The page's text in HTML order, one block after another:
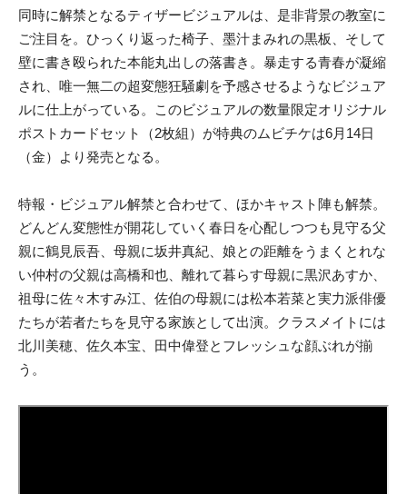
同時に解禁となるティザービジュアルは、是非背景の教室に
ご注目を。ひっくり返った椅子、墨汁まみれの黒板、そして
壁に書き殴られた本能丸出しの落書き。暴走する青春が凝縮
され、唯一無二の超変態狂騒劇を予感させるようなビジュア
ルに仕上がっている。このビジュアルの数量限定オリジナル
ポストカードセット（2枚組）が特典のムビチケは6月14日
（金）より発売となる。
特報・ビジュアル解禁と合わせて、ほかキャスト陣も解禁。
どんどん変態性が開花していく春日を心配しつつも見守る父
親に鶴見辰吾、母親に坂井真紀、娘との距離をうまくとれな
い仲村の父親は高橋和也、離れて暮らす母親に黒沢あすか、
祖母に佐々木すみ江、佐伯の母親には松本若菜と実力派俳優
たちが若者たちを見守る家族として出演。クラスメイトには
北川美穂、佐久本宝、田中偉登とフレッシュな顔ぶれが揃
う。